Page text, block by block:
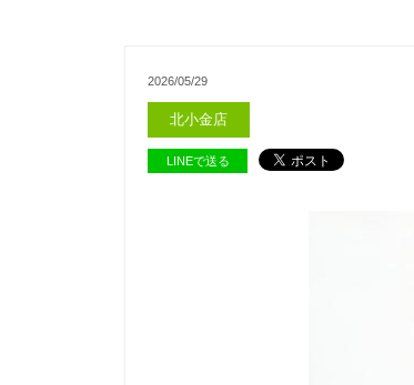
2026/05/29
北小金店
LINEで送る